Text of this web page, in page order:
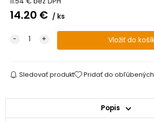
14.20 € ks
Sledovať produkt Pridať do obľúbených
Popis